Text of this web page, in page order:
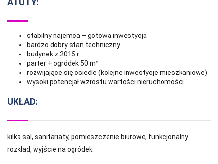
ATUTY:
stabilny najemca – gotowa inwestycja
bardzo dobry stan techniczny
budynek z 2015 r.
parter + ogródek 50 m²
rozwijające się osiedle (kolejne inwestycje mieszkaniowe)
wysoki potencjał wzrostu wartości nieruchomości
UKŁAD:
kilka sal, sanitariaty, pomieszczenie biurowe, funkcjonalny
rozkład, wyjście na ogródek.